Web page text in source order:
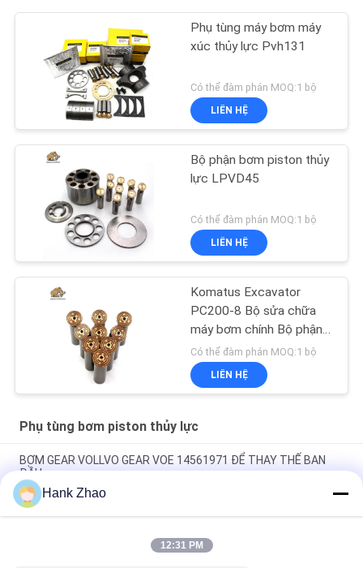
Phụ tùng máy bơm máy
xúc thủy lực Pvh131
Có thể đàm phán MOQ:1 bộ
LIÊN HỆ
Bộ phận bơm piston thủy
lực LPVD45
Có thể đàm phán MOQ:1 bộ
LIÊN HỆ
Komatus Excavator
PC200-8 Bộ sửa chữa
máy bơm chính Bộ phận
máy bơm thủy lực Máy
bơm piston Dịch vụ sửa
chữa bảo trì
Có thể đàm phán MOQ:1 bộ
LIÊN HỆ
Phụ tùng bơm piston thủy lực
BƠM GEAR VOLLVO GEAR VOE 14561971 ĐỂ THAY THẾ BAN
ĐẦU
BƠM GEAR VOLLVO GEAR VOE 14537295 ĐỂ THAY THẾ BAN
ĐẦU
VOLLVO GALLERY GEAR PUMP VOE 14782798 để thay thế ban
Hank Zhao
12:31 PM